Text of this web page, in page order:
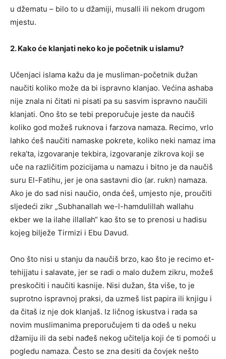
u džematu – bilo to u džamiji, musalli ili nekom drugom
mjestu.
2. Kako će klanjati neko ko je početnik u islamu?
Učenjaci islama kažu da je musliman-početnik dužan
naučiti koliko može da bi ispravno klanjao. Većina ashaba
nije znala ni čitati ni pisati pa su sasvim ispravno naučili
klanjati. Ono što se tebi preporučuje jeste da naučiš
koliko god možeš ruknova i farzova namaza. Recimo, vrlo
lahko ćeš naučiti namaske pokrete, koliko neki namaz ima
reka’ta, izgovaranje tekbira, izgovaranje zikrova koji se
uče na različitim pozicijama u namazu i bitno je da naučiš
suru El-Fatihu, jer je ona sastavni dio (ar. rukn) namaza.
Ako je do sad nisi naučio, onda ćeš, umjesto nje, proučiti
sljedeći zikr „Subhanallah we-l-hamdulillah wallahu
ekber we la ilahe illallah“ kao što se to prenosi u hadisu
kojeg bilježe Tirmizi i Ebu Davud.
Ono što nisi u stanju da naučiš brzo, kao što je recimo et-
tehijjatu i salavate, jer se radi o malo dužem zikru, možeš
preskočiti i naučiti kasnije. Nisi dužan, šta više, to je
suprotno ispravnoj praksi, da uzmeš list papira ili knjigu i
da čitaš iz nje dok klanjaš. Iz ličnog iskustva i rada sa
novim muslimanima preporučujem ti da odeš u neku
džamiju ili da sebi nađeš nekog učitelja koji će ti pomoći u
pogledu namaza. Često se zna desiti da čovjek nešto